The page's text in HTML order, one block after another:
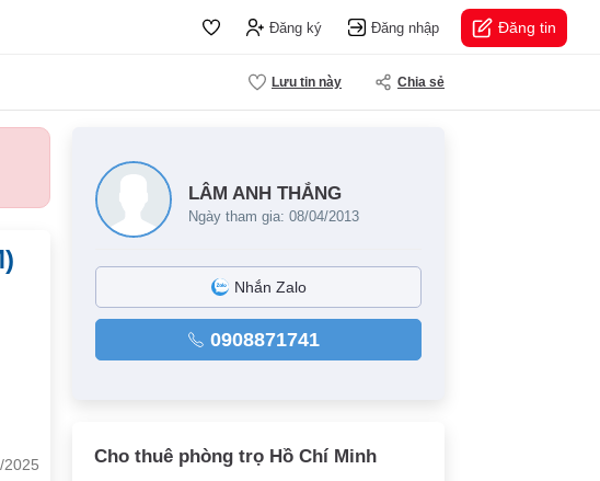
Đăng ký Đăng nhập Đăng tin
Lưu tin này Chia sẻ
2025
LÂM ANH THẮNG
Ngày tham gia: 08/04/2013
Nhắn Zalo
0908871741
Cho thuê phòng trọ Hồ Chí Minh